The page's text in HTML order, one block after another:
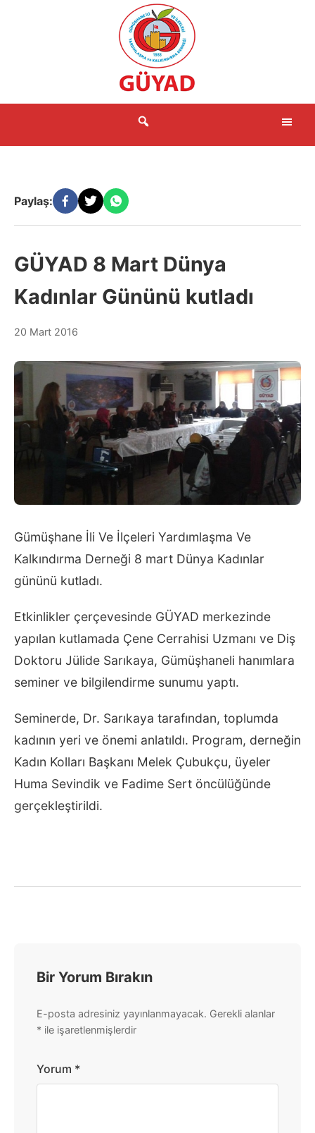
Paylaş:
GÜYAD 8 Mart Dünya
Kadınlar Gününü kutladı
20 Mart 2016
Gümüşhane İli Ve İlçeleri Yardımlaşma Ve
Kalkındırma Derneği 8 mart Dünya Kadınlar
gününü kutladı.
Etkinlikler çerçevesinde GÜYAD merkezinde
yapılan kutlamada Çene Cerrahisi Uzmanı ve Diş
Doktoru Jülide Sarıkaya, Gümüşhaneli hanımlara
seminer ve bilgilendirme sunumu yaptı.
Seminerde, Dr. Sarıkaya tarafından, toplumda
kadının yeri ve önemi anlatıldı. Program, derneğin
Kadın Kolları Başkanı Melek Çubukçu, üyeler
Huma Sevindik ve Fadime Sert öncülüğünde
gerçekleştirildi.
Bir Yorum Bırakın
E-posta adresiniz yayınlanmayacak. Gerekli alanlar
* ile işaretlenmişlerdir
Yorum *